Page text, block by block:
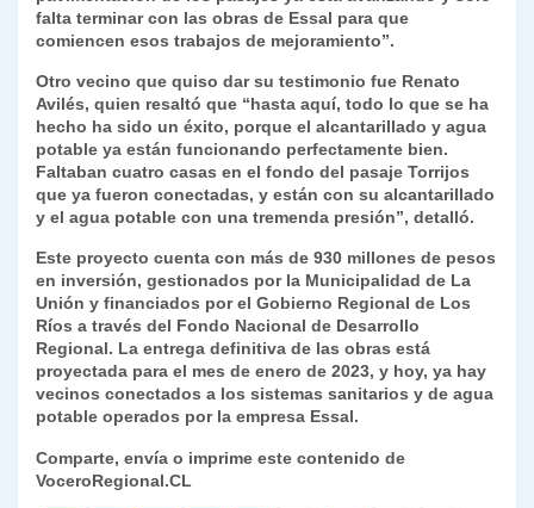
falta terminar con las obras de Essal para que
comiencen esos trabajos de mejoramiento”.
Otro vecino que quiso dar su testimonio fue Renato
Avilés, quien resaltó que “hasta aquí, todo lo que se ha
hecho ha sido un éxito, porque el alcantarillado y agua
potable ya están funcionando perfectamente bien.
Faltaban cuatro casas en el fondo del pasaje Torrijos
que ya fueron conectadas, y están con su alcantarillado
y el agua potable con una tremenda presión”, detalló.
Este proyecto cuenta con más de 930 millones de pesos
en inversión, gestionados por la Municipalidad de La
Unión y financiados por el Gobierno Regional de Los
Ríos a través del Fondo Nacional de Desarrollo
Regional. La entrega definitiva de las obras está
proyectada para el mes de enero de 2023, y hoy, ya hay
vecinos conectados a los sistemas sanitarios y de agua
potable operados por la empresa Essal.
Comparte, envía o imprime este contenido de
VoceroRegional.CL